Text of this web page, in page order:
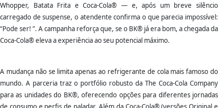
Whopper, Batata Frita e Coca-Cola® — e, após um breve silêncio
carregado de suspense, o atendente confirma o que parecia impossível:
“Pode ser! ”. A campanha reforça que, se o BK® já era bom, a chegada da
Coca-Cola® eleva a experiência ao seu potencial máximo.
A mudança não se limita apenas ao refrigerante de cola mais famoso do
mundo. A parceria traz o portfólio robusto da The Coca-Cola Company
para as unidades do BK®, oferecendo opções para diferentes jornadas